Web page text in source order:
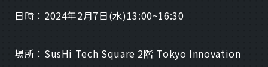
日時：2024年2月7日(水)13:00~16:30
場所：SusHi Tech Square 2階 Tokyo Innovation